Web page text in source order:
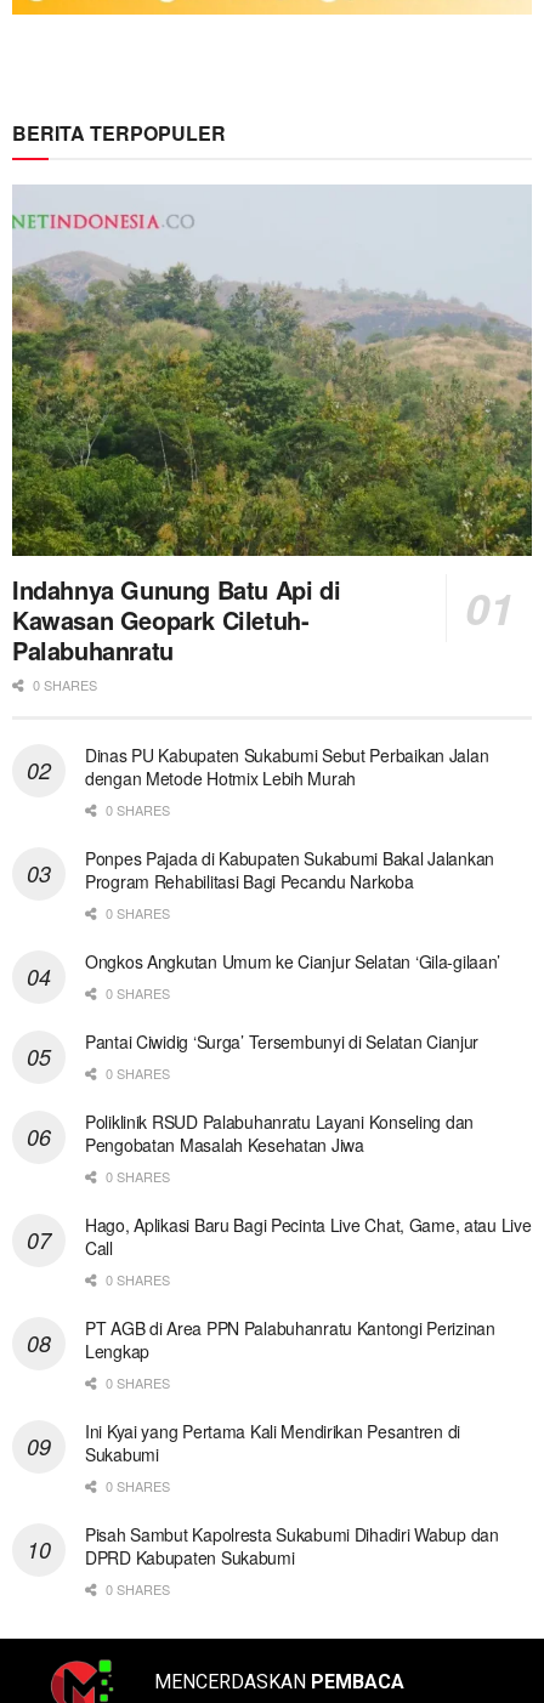
BERITA TERPOPULER
Indahnya Gunung Batu Api di
Kawasan Geopark Ciletuh-
Palabuhanratu
0 SHARES
Dinas PU Kabupaten Sukabumi Sebut Perbaikan Jalan
dengan Metode Hotmix Lebih Murah
0 SHARES
Ponpes Pajada di Kabupaten Sukabumi Bakal Jalankan
Program Rehabilitasi Bagi Pecandu Narkoba
0 SHARES
Ongkos Angkutan Umum ke Cianjur Selatan ‘Gila-gilaan’
0 SHARES
Pantai Ciwidig ‘Surga’ Tersembunyi di Selatan Cianjur
0 SHARES
Poliklinik RSUD Palabuhanratu Layani Konseling dan
Pengobatan Masalah Kesehatan Jiwa
0 SHARES
Hago, Aplikasi Baru Bagi Pecinta Live Chat, Game, atau Live
Call
0 SHARES
PT AGB di Area PPN Palabuhanratu Kantongi Perizinan
Lengkap
0 SHARES
Ini Kyai yang Pertama Kali Mendirikan Pesantren di
Sukabumi
0 SHARES
Pisah Sambut Kapolresta Sukabumi Dihadiri Wabup dan
DPRD Kabupaten Sukabumi
0 SHARES
MENCERDASKAN PEMBACA